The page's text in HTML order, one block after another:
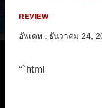
REVIEW
อัพเดท : ธันวาคม 24,
“`html